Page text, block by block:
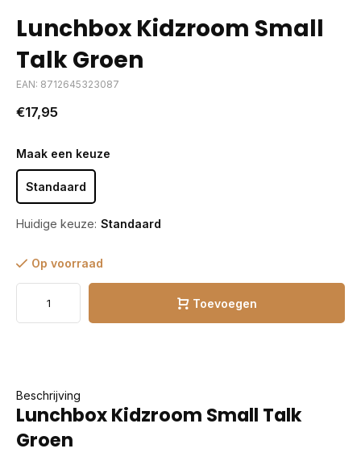
Lunchbox Kidzroom Small
Talk Groen
EAN: 8712645323087
€17,95
Maak een keuze
Standaard
Huidige keuze: Standaard
Op voorraad
Toevoegen
Beschrijving
Lunchbox Kidzroom Small Talk
Groen